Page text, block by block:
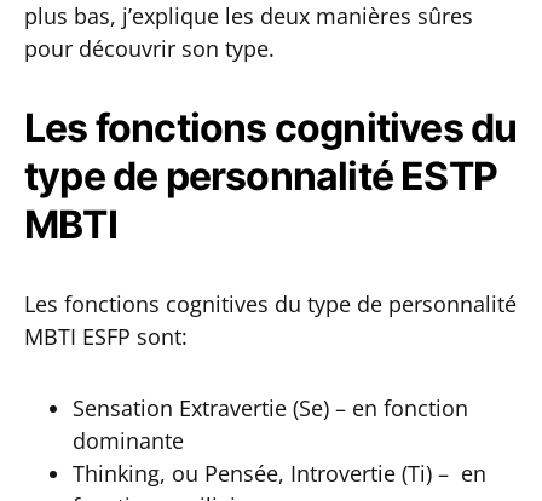
plus bas, j’explique les deux manières sûres
pour découvrir son type.
Les fonctions cognitives du
type de personnalité ESTP
MBTI
Les fonctions cognitives du type de personnalité
MBTI ESFP sont:
Sensation Extravertie (Se) – en fonction
dominante
Thinking, ou Pensée, Introvertie (Ti) – en